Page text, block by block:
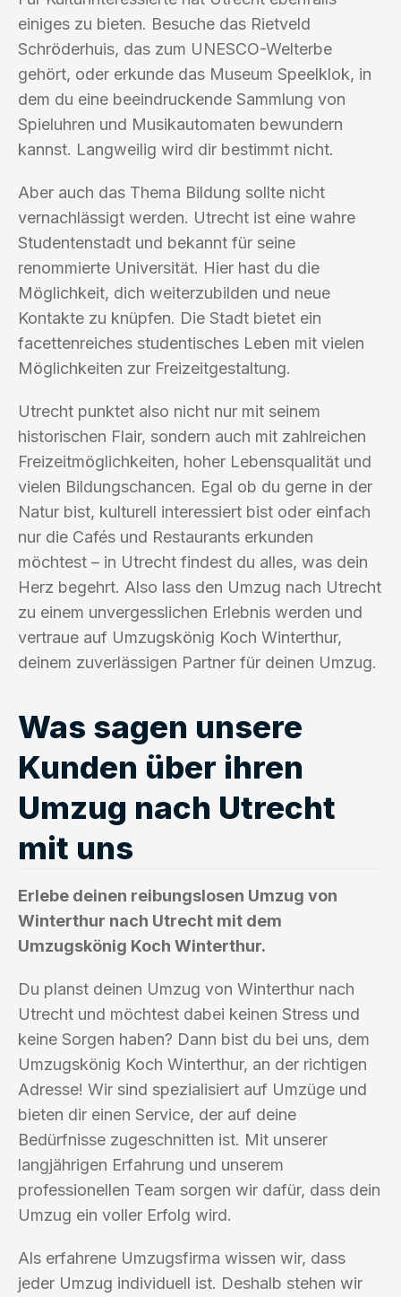
einiges zu bieten. Besuche das Rietveld
Schröderhuis, das zum UNESCO-Welterbe
gehört, oder erkunde das Museum Speelklok, in
dem du eine beeindruckende Sammlung von
Spieluhren und Musikautomaten bewundern
kannst. Langweilig wird dir bestimmt nicht.
Aber auch das Thema Bildung sollte nicht
vernachlässigt werden. Utrecht ist eine wahre
Studentenstadt und bekannt für seine
renommierte Universität. Hier hast du die
Möglichkeit, dich weiterzubilden und neue
Kontakte zu knüpfen. Die Stadt bietet ein
facettenreiches studentisches Leben mit vielen
Möglichkeiten zur Freizeitgestaltung.
Utrecht punktet also nicht nur mit seinem
historischen Flair, sondern auch mit zahlreichen
Freizeitmöglichkeiten, hoher Lebensqualität und
vielen Bildungschancen. Egal ob du gerne in der
Natur bist, kulturell interessiert bist oder einfach
nur die Cafés und Restaurants erkunden
möchtest – in Utrecht findest du alles, was dein
Herz begehrt. Also lass den Umzug nach Utrecht
zu einem unvergesslichen Erlebnis werden und
vertraue auf Umzugskönig Koch Winterthur,
deinem zuverlässigen Partner für deinen Umzug.
Was sagen unsere
Kunden über ihren
Umzug nach Utrecht
mit uns
Erlebe deinen reibungslosen Umzug von
Winterthur nach Utrecht mit dem
Umzugskönig Koch Winterthur.
Du planst deinen Umzug von Winterthur nach
Utrecht und möchtest dabei keinen Stress und
keine Sorgen haben? Dann bist du bei uns, dem
Umzugskönig Koch Winterthur, an der richtigen
Adresse! Wir sind spezialisiert auf Umzüge und
bieten dir einen Service, der auf deine
Bedürfnisse zugeschnitten ist. Mit unserer
langjährigen Erfahrung und unserem
professionellen Team sorgen wir dafür, dass dein
Umzug ein voller Erfolg wird.
Als erfahrene Umzugsfirma wissen wir, dass
jeder Umzug individuell ist. Deshalb stehen wir